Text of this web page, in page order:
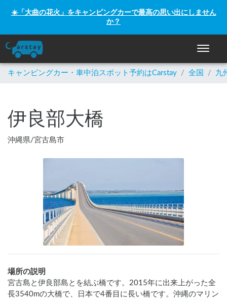
☀️「大曲の花火」をキャンピングカーで最高の思い出にしません
か？
ナビゲ
キャンピングカー・車中泊スポット予約はCarstay / 全国 / 九
伊良部大橋
沖縄県/宮古島市
場所の説明
宮古島と伊良部島とを結ぶ橋です。2015年に出来上がった全
長3540mの大橋で、日本で4番目に長い橋です。沖縄のマリン